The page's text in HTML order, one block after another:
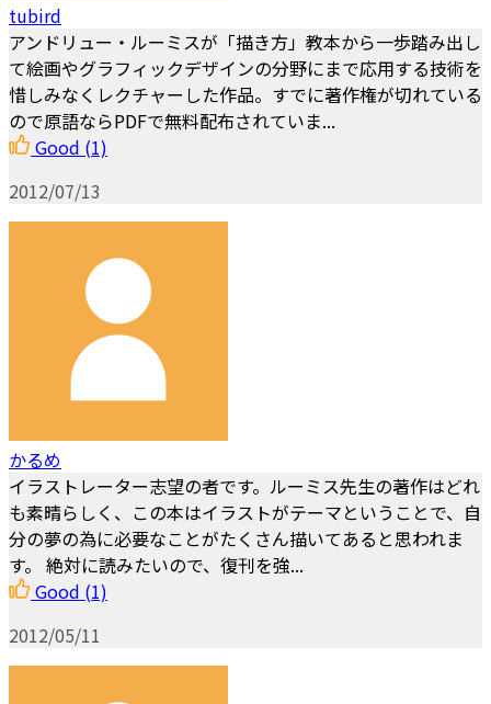
tubird
アンドリュー・ルーミスが「描き方」教本から一歩踏み出し
て絵画やグラフィックデザインの分野にまで応用する技術を
惜しみなくレクチャーした作品。すでに著作権が切れている
ので原語ならPDFで無料配布されていま...
Good (1)
2012/07/13
かるめ
イラストレーター志望の者です。ルーミス先生の著作はどれ
も素晴らしく、この本はイラストがテーマということで、自
分の夢の為に必要なことがたくさん描いてあると思われま
す。 絶対に読みたいので、復刊を強...
Good (1)
2012/05/11